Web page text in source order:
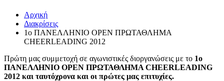
Αρχική
Διακρίσεις
1ο ΠΑΝΕΛΛΗΝΙΟ ΟPEN ΠΡΩΤΑΘΛΗΜΑ
CHEERLEADING 2012
Πρώτη μας συμμετοχή σε αγωνιστικές διοργανώσεις με το 1ο
ΠΑΝΕΛΛΗΝΙΟ OPEN ΠΡΩΤΑΘΛΗΜΑ CHEERLEADING
2012 και ταυτόχρονα και οι πρώτες μας επιτυχίες.